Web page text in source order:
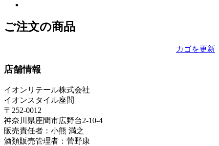
ご注文の商品
カゴを更新
店舗情報
イオンリテール株式会社
イオンスタイル座間
〒252-0012
神奈川県座間市広野台2-10-4
販売責任者：小熊 満之
酒類販売管理者：菅野康